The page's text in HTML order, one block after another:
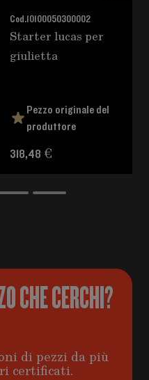
Cod.10100050300002
Starter lucas per
giulietta
Pezzo originale del
produttore
318,48 €
CHE CERCHI?
di pezzi da più
certificati.